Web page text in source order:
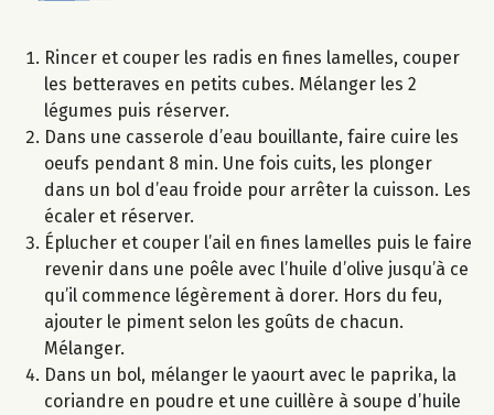
Rincer et couper les radis en fines lamelles, couper
les betteraves en petits cubes. Mélanger les 2
légumes puis réserver.
Dans une casserole d’eau bouillante, faire cuire les
oeufs pendant 8 min. Une fois cuits, les plonger
dans un bol d’eau froide pour arrêter la cuisson. Les
écaler et réserver.
Éplucher et couper l’ail en fines lamelles puis le faire
revenir dans une poêle avec l’huile d’olive jusqu’à ce
qu’il commence légèrement à dorer. Hors du feu,
ajouter le piment selon les goûts de chacun.
Mélanger.
Dans un bol, mélanger le yaourt avec le paprika, la
coriandre en poudre et une cuillère à soupe d’huile